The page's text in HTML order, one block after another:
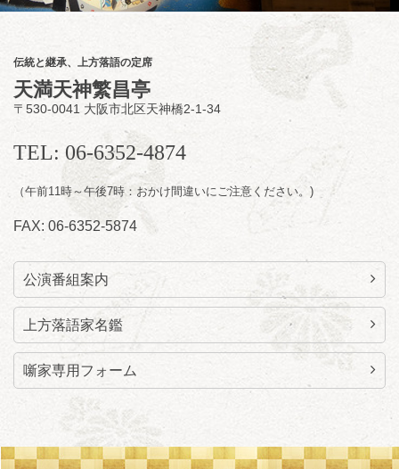
笑福亭智之介「昭和任侠伝」「天王寺詣り」
／桂力造「桃太郎」「本膳」／桂二豆「開口
開演：午前10時（9時30分 開場
）
前売2,000円 当日 2,500円
お問合せ：智之介・力造 二人会事務局 090-
7762-6268
伝統と継承、上方落語の定席
天満天神繁昌亭
〒530-0041 大阪市北区天神橋2-1-34
TEL: 06-6352-4874
（午前11時～午後7時：おかけ間違いにご注意ください。)
FAX: 06-6352-5874
公演番組案内
上方落語家名鑑
噺家専用フォーム